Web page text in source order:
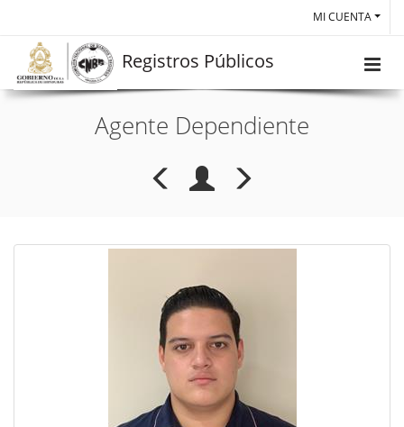
MI CUENTA
Registros Públicos
Agente Dependiente